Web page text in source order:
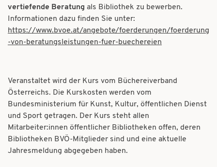
vertiefende Beratung als Bibliothek zu bewerben.
Informationen dazu finden Sie unter:
https://www.bvoe.at/angebote/foerderungen/foerderung
-von-beratungsleistungen-fuer-buechereien
Veranstaltet wird der Kurs vom Büchereiverband
Österreichs. Die Kurskosten werden vom
Bundesministerium für Kunst, Kultur, öffentlichen Dienst
und Sport getragen. Der Kurs steht allen
Mitarbeiter:innen öffentlicher Bibliotheken offen, deren
Bibliotheken BVÖ-Mitglieder sind und eine aktuelle
Jahresmeldung abgegeben haben.